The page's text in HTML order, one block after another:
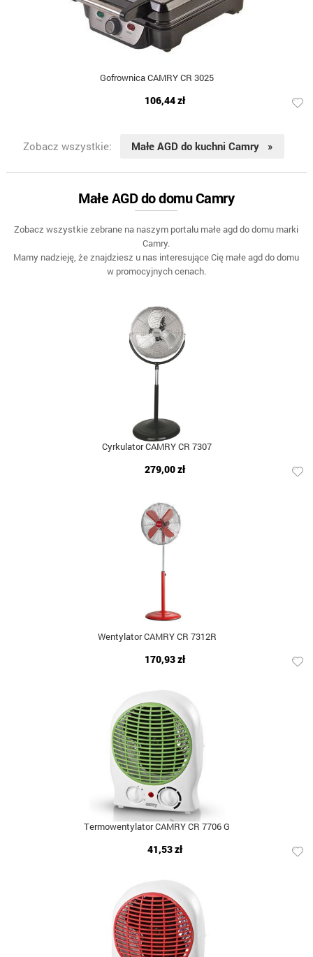
Gofrownica CAMRY CR 3025
106,44 zł
Zobacz wszystkie: Małe AGD do kuchni Camry »
Małe AGD do domu Camry
Zobacz wszystkie zebrane na naszym portalu małe agd do domu marki
Camry.
Mamy nadzieję, że znajdziesz u nas interesujące Cię małe agd do domu
w promocyjnych cenach.
Cyrkulator CAMRY CR 7307
279,00 zł
Wentylator CAMRY CR 7312R
170,93 zł
Termowentylator CAMRY CR 7706 G
41,53 zł